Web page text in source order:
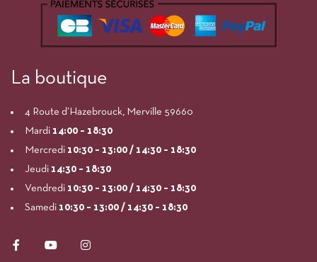
La boutique
4 Route d’Hazebrouck, Merville 59660
Mardi 14:00 – 18:30
Mercredi 10:30 – 13:00 / 14:30 – 18:30
Jeudi 14:30 – 18:30
Vendredi 10:30 – 13:00 / 14:30 – 18:30
Samedi 10:30 – 13:00 / 14:30 – 18:30